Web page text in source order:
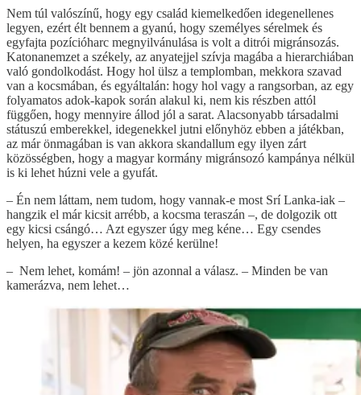
Nem túl valószínű, hogy egy család kiemelkedően idegenellenes
legyen, ezért élt bennem a gyanú, hogy személyes sérelmek és
egyfajta pozícióharc megnyilvánulása is volt a ditrói migránsozás.
Katonanemzet a székely, az anyatejjel szívja magába a hierarchiában
való gondolkodást. Hogy hol ülsz a templomban, mekkora szavad
van a kocsmában, és egyáltalán: hogy hol vagy a rangsorban, az egy
folyamatos adok-kapok során alakul ki, nem kis részben attól
függően, hogy mennyire állod jól a sarat. Alacsonyabb társadalmi
státuszú emberekkel, idegenekkel jutni előnyhöz ebben a játékban,
az már önmagában is van akkora skandallum egy ilyen zárt
közösségben, hogy a magyar kormány migránsozó kampánya nélkül
is ki lehet húzni vele a gyufát.
– Én nem láttam, nem tudom, hogy vannak-e most Srí Lanka-iak –
hangzik el már kicsit arrébb, a kocsma teraszán –, de dolgozik ott
egy kicsi csángó… Azt egyszer úgy meg kéne… Egy csendes
helyen, ha egyszer a kezem közé kerülne!
– Nem lehet, komám! – jön azonnal a válasz. – Minden be van
kamerázva, nem lehet…